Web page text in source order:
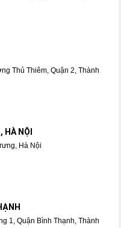
Thủ Thiêm, Quận 2, Thành
HÀ NỘI
Hà Nội
1, Quận Bình Thạnh, Thành